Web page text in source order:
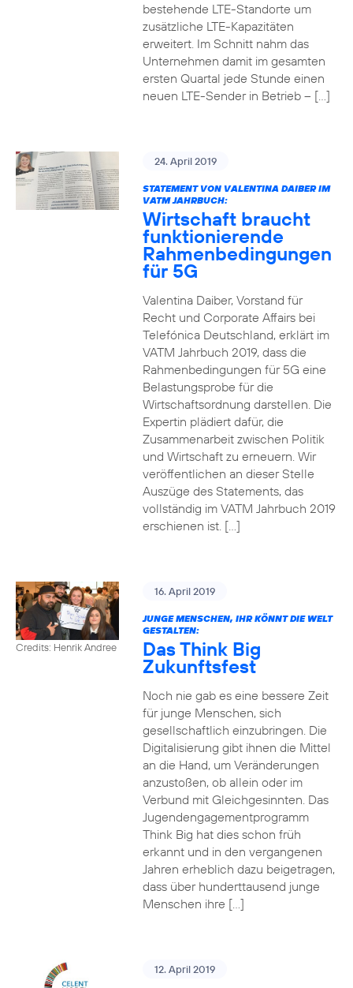
bestehende LTE-Standorte um
zusätzliche LTE-Kapazitäten
erweitert. Im Schnitt nahm das
Unternehmen damit im gesamten
ersten Quartal jede Stunde einen
neuen LTE-Sender in Betrieb – […]
24. April 2019
STATEMENT VON VALENTINA DAIBER IM
VATM JAHRBUCH:
Wirtschaft braucht
funktionierende
Rahmenbedingungen
für 5G
Valentina Daiber, Vorstand für
Recht und Corporate Affairs bei
Telefónica Deutschland, erklärt im
VATM Jahrbuch 2019, dass die
Rahmenbedingungen für 5G eine
Belastungsprobe für die
Wirtschaftsordnung darstellen. Die
Expertin plädiert dafür, die
Zusammenarbeit zwischen Politik
und Wirtschaft zu erneuern. Wir
veröffentlichen an dieser Stelle
Auszüge des Statements, das
vollständig im VATM Jahrbuch 2019
erschienen ist. […]
Credits: Henrik Andree
16. April 2019
JUNGE MENSCHEN, IHR KÖNNT DIE WELT
GESTALTEN:
Das Think Big
Zukunftsfest
Noch nie gab es eine bessere Zeit
für junge Menschen, sich
gesellschaftlich einzubringen. Die
Digitalisierung gibt ihnen die Mittel
an die Hand, um Veränderungen
anzustoßen, ob allein oder im
Verbund mit Gleichgesinnten. Das
Jugendengagementprogramm
Think Big hat dies schon früh
erkannt und in den vergangenen
Jahren erheblich dazu beigetragen,
dass über hunderttausend junge
Menschen ihre […]
12. April 2019